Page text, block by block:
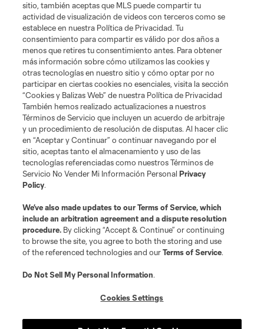
Acerca de MLS
Social
Tienda
Club Sites
Términos de servicio Política de privacidad
No vender mi información
Cookies Settings
©2026 MLS. El nombre y escudo de la Major League Soccer y MLS son
marcas registradas de League Soccer, L.L.C. (“MLS”). Los nombres y logos
de los equipos de la MLS están registrados y son marcas bajo ley común
desautorizado está prohibido.
sitio, también aceptas que MLS puede compartir tu
actividad de visualización de videos con terceros como se
establece en nuestra Política de Privacidad. Tu
consentimiento para compartir es válido por dos años a
menos que retires tu consentimiento antes. Para obtener
más información sobre cómo utilizamos las cookies y
otras tecnologías en nuestro sitio y cómo optar por no
participar en ciertas cookies no esenciales, visita la sección
“Cookies y Balizas Web” de nuestra Política de Privacidad
También hemos realizado actualizaciones a nuestros
Términos de Servicio que incluyen un acuerdo de arbitraje
y un procedimiento de resolución de disputas. Al hacer clic
en “Aceptar y Continuar” o continuar navegando por el
sitio, aceptas tanto el almacenamiento y uso de las
tecnologías referenciadas como nuestros Términos de
Servicio No Vender Mi Información PersonalPrivacy
Policy.
We’ve also made updates to ourTerms of Service, which
include an arbitration agreement and a dispute resolution
procedure. By clicking “Accept & Continue” or continuing
to browse the site, you agree to both the storing and use
of the referenced technologies and ourTerms of Service.
Do Not Sell My Personal Information.
Cookies Settings